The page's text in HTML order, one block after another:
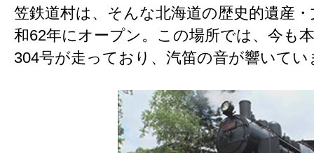
笠鉄道村は、そんな北海道の歴史的遺産
和62年にオープン。この場所では、今も
304号が走っており、汽笛の音が響いてい